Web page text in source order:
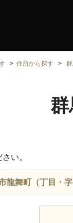
住所から探す
い。
龍舞町（丁目・